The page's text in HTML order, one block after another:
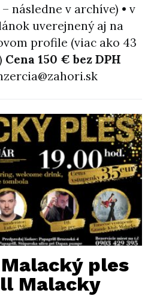
následne v archíve) • v
uverejnený aj na
profile (viac ako 43
Cena 150 € bez DPH
ples
Malacky